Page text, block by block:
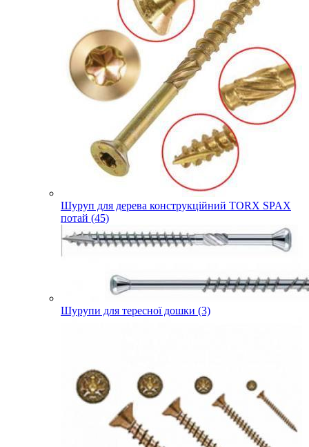
Шуруп для дерева конструкційний TORX SPAX
потай (45)
Шурупи для тересної дошки (3)